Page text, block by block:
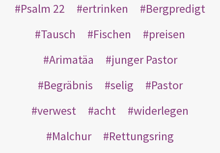
Psalm 22
ertrinken
Bergpredigt
Tausch
Fischen
preisen
Arimatäa
junger Pastor
Begräbnis
selig
Pastor
verwest
acht
widerlegen
Malchur
Rettungsring